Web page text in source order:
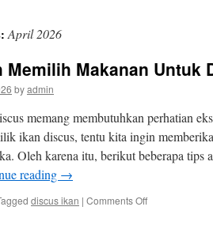
April 2026
Memilih Makanan Untuk
byadmin
memang membutuhkan perhatian
ikan discus, tentu kita ingin
Oleh karena itu, berikut beberapa tips
reading →
discus ikan | Comments Offon